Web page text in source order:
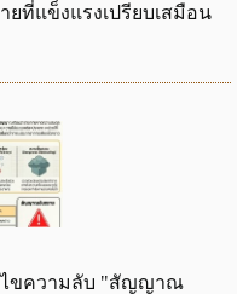
ที่แข็งแรงเปรียบเสมือน
ไขความลับ "สัญญาณ